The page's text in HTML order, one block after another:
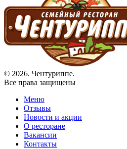
© 2026. Чентуриппе.
Все права защищены
Меню
Отзывы
Новости и акции
О ресторане
Вакансии
Контакты